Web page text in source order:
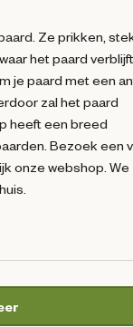
Ze prikken,
het paard
je paard met een
zal het paard
heeft een breed
Bezoek een
onze webshop. We